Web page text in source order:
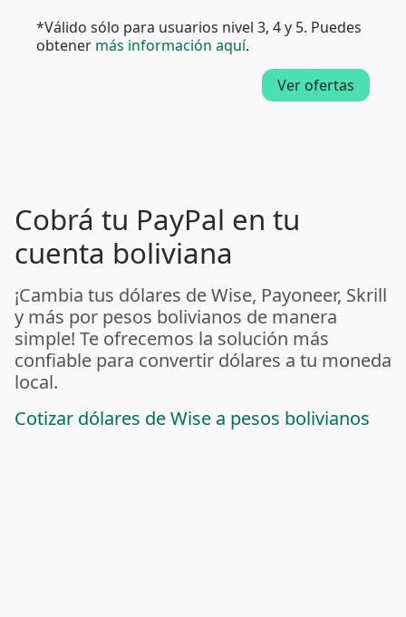
*Válido sólo para usuarios nivel 3, 4 y 5. Puedes
obtener más información aquí.
Ver ofertas
Cobrá tu PayPal en tu
cuenta boliviana
¡Cambia tus dólares de Wise, Payoneer, Skrill
y más por pesos bolivianos de manera
simple! Te ofrecemos la solución más
confiable para convertir dólares a tu moneda
local.
Cotizar dólares de Wise a pesos bolivianos